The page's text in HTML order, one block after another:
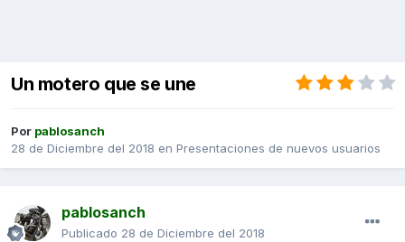
Un motero que se une
Por pablosanch
28 de Diciembre del 2018 en Presentaciones de nuevos usuarios
pablosanch
Publicado 28 de Diciembre del 2018